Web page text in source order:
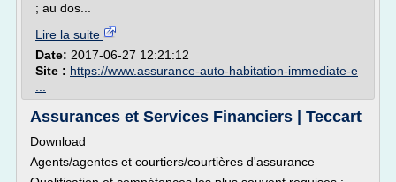
; au dos...
Lire la suite
Date: 2017-06-27 12:21:12
Site : https://www.assurance-auto-habitation-immediate-e
Assurances et Services Financiers | Teccart
Download
Agents/agentes et courtiers/courtières d'assurance